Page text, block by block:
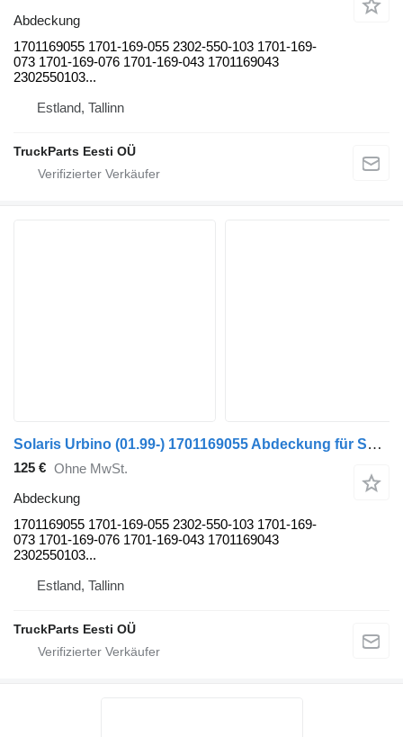
Abdeckung
1701169055 1701-169-055 2302-550-103 1701-169-
073 1701-169-076 1701-169-043 1701169043
2302550103...
Estland, Tallinn
TruckParts Eesti OÜ
Solaris Urbino (01.99-) 1701169055 Abdeckung für Solaris Urbino, Alpino, Vacanza (1999-) Bus
125 € Ohne MwSt.
Abdeckung
1701169055 1701-169-055 2302-550-103 1701-169-
073 1701-169-076 1701-169-043 1701169043
2302550103...
Estland, Tallinn
TruckParts Eesti OÜ